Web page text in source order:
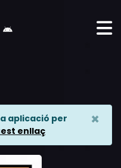
aplicació per
enllaç
×